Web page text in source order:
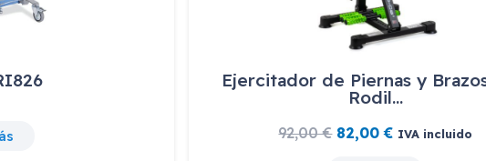
Ejercitador de Piernas y Brazos, con
Rodil…
92,00€ El
82,00€ElIVA incluido